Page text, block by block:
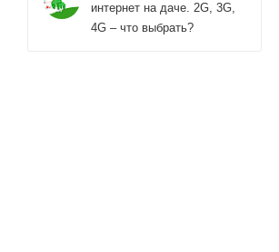
интернет на даче. 2G, 3G,
4G – что выбрать?